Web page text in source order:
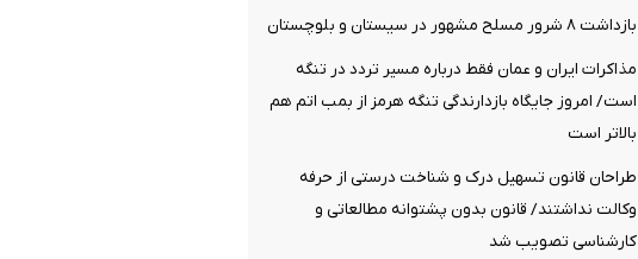
بازداشت ۸ شرور مسلح مشهور در سیستان و بلوچستان
مذاکرات ایران و عمان فقط درباره مسیر تردد در تنگه
است/ امروز جایگاه بازدارندگی تنگه هرمز از بمب اتم هم
بالاتر است
طراحان قانون تسهیل درک و شناخت درستی از حرفه
وکالت نداشتند/ قانون بدون پشتوانه مطالعاتی و
کارشناسی تصویب شد